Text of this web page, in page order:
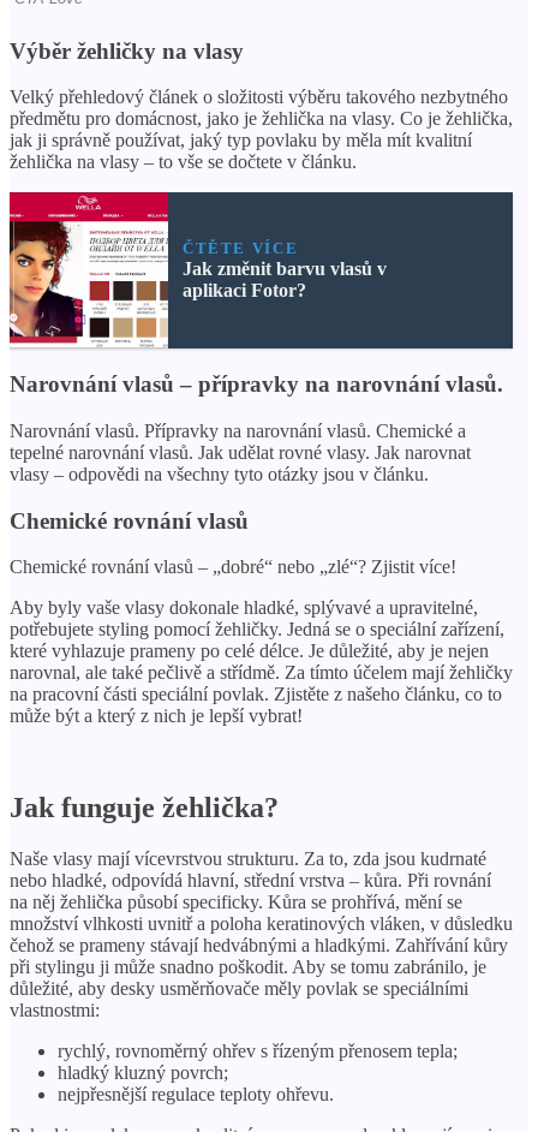
Výběr žehličky na vlasy
Velký přehledový článek o složitosti výběru takového nezbytného
předmětu pro domácnost, jako je žehlička na vlasy. Co je žehlička,
jak ji správně používat, jaký typ povlaku by měla mít kvalitní
žehlička na vlasy – to vše se dočtete v článku.
ČTĚTE VÍCE
Jak změnit barvu vlasů v
aplikaci Fotor?
Narovnání vlasů – přípravky na narovnání vlasů.
Narovnání vlasů. Přípravky na narovnání vlasů. Chemické a
tepelné narovnání vlasů. Jak udělat rovné vlasy. Jak narovnat
vlasy – odpovědi na všechny tyto otázky jsou v článku.
Chemické rovnání vlasů
Chemické rovnání vlasů – „dobré“ nebo „zlé“? Zjistit více!
Aby byly vaše vlasy dokonale hladké, splývavé a upravitelné,
potřebujete styling pomocí žehličky. Jedná se o speciální zařízení,
které vyhlazuje prameny po celé délce. Je důležité, aby je nejen
narovnal, ale také pečlivě a střídmě. Za tímto účelem mají žehličky
na pracovní části speciální povlak. Zjistěte z našeho článku, co to
může být a který z nich je lepší vybrat!
Jak funguje žehlička?
Naše vlasy mají vícevrstvou strukturu. Za to, zda jsou kudrnaté
nebo hladké, odpovídá hlavní, střední vrstva – kůra. Při rovnání
na něj žehlička působí specificky. Kůra se prohřívá, mění se
množství vlhkosti uvnitř a poloha keratinových vláken, v důsledku
čehož se prameny stávají hedvábnými a hladkými. Zahřívání kůry
při stylingu ji může snadno poškodit. Aby se tomu zabránilo, je
důležité, aby desky usměrňovače měly povlak se speciálními
vlastnostmi:
rychlý, rovnoměrný ohřev s řízeným přenosem tepla;
hladký kluzný povrch;
nejpřesnější regulace teploty ohřevu.